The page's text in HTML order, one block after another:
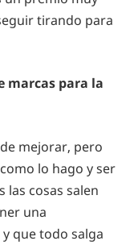
tirando para
marcas para la
mejorar, pero
lo hago y ser
las cosas salen
una
que todo salga